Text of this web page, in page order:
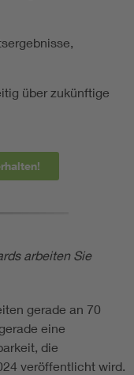
über zukünftige
arbeiten Sie
gerade an 70
eine
die
veröffentlicht wird.